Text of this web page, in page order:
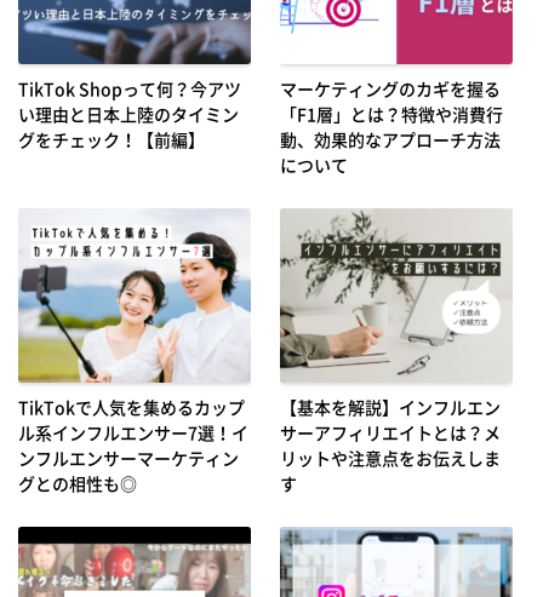
TikTok Shopって何？今アツ
い理由と日本上陸のタイミン
グをチェック！【前編】
マーケティングのカギを握る
「F1層」とは？特徴や消費行
動、効果的なアプローチ方法
について
TikTokで人気を集めるカップ
ル系インフルエンサー7選！イ
ンフルエンサーマーケティン
グとの相性も◎
【基本を解説】インフルエン
サーアフィリエイトとは？メ
リットや注意点をお伝えしま
す